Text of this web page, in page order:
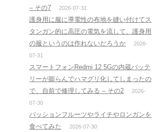
– その7
2026-07-31
護身用に服に導電性の布地を縫い付けてス
タンガン的に高圧の電気を流して、護身用
の服というのは作れないだろうか
2026-
07-31
スマートフォンRedmi 12 5Gの内蔵バッテ
リーが膨らんでハマグリ化してしまったの
で、自前で修理してみる – その2
2026-
07-30
パッションフルーツやライチやロンガンを
食べてみた
2026-07-30